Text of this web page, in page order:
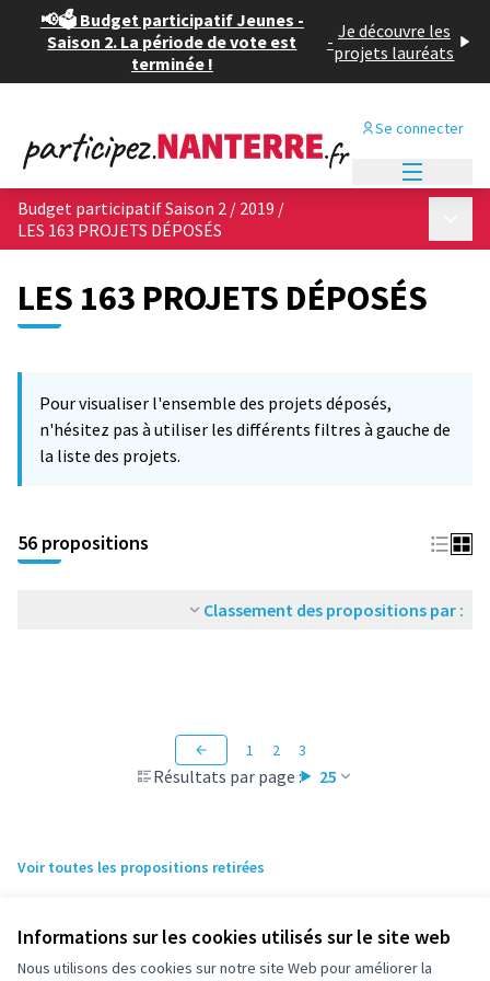
Informations sur les cookies utilisés sur le site web
Nous utilisons des cookies sur notre site Web pour améliorer la
📢🗳️ Budget participatif Jeunes -
Saison 2. La période de vote est
terminée !
- Je découvre les
projets lauréats
Se connecter
Budget participatif Saison 2 / 2019 /
LES 163 PROJETS DÉPOSÉS
LES 163 PROJETS DÉPOSÉS
Passer la carte
−
Pour visualiser l'ensemble des projets déposés,
n'hésitez pas à utiliser les différents filtres à gauche de
la liste des projets.
56 propositions
Classement des propositions par :
Résultats par page : 25
1 2 3
Voir toutes les propositions retirées